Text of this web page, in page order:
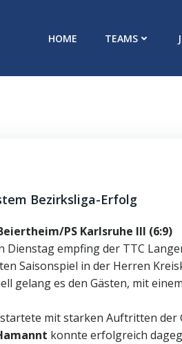
HOME TEAMS
Bezirksliga-Erfolg
PS Karlsruhe III (6:9)
Dienstag empfing der TTC
Saisonspiel in der Herren
gelang es den Gästen, mit
mit starken Auftritten der
konnte erfolgreich